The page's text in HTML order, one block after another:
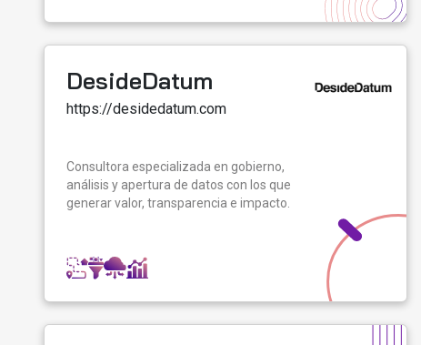
DesideDatum
https://desidedatum.com
Consultora especializada en gobierno,
análisis y apertura de datos con los que
generar valor, transparencia e impacto.